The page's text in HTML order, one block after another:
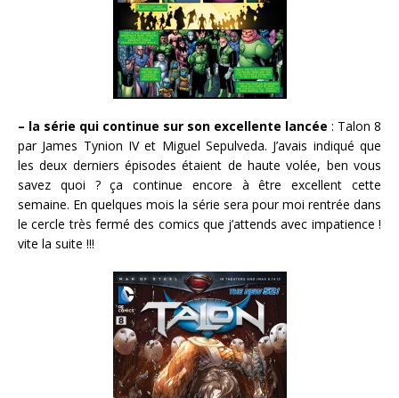
– la série qui continue sur son excellente lancée : Talon 8
par James Tynion IV et Miguel Sepulveda. J’avais indiqué que
les deux derniers épisodes étaient de haute volée, ben vous
savez quoi ? ça continue encore à être excellent cette
semaine. En quelques mois la série sera pour moi rentrée dans
le cercle très fermé des comics que j’attends avec impatience !
vite la suite !!!